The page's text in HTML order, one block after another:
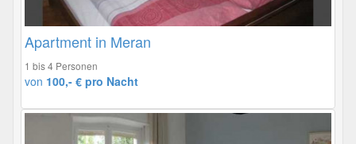
Apartment in Meran
1 bis 4 Personen
von 100,- € pro Nacht